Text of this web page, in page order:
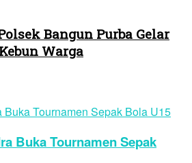
Bangun Purba Gelar
Warga
Buka Tournamen Sepak